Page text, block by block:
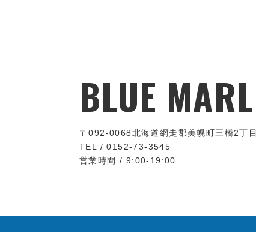
BLUE
〒092-0068北海道網走郡美幌町三橋2丁
TEL / 0152-73-3545
営業時間 / 9:00-19:00